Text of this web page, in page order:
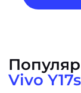
Vivo Y17s